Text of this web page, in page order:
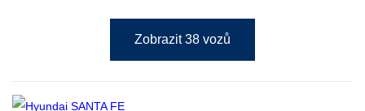
Zobrazit 38 vozů